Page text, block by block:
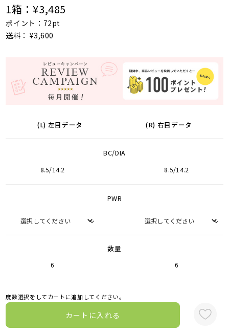
1箱：¥3,485
ポイント：72pt
送料： ¥3,600
(L) 左目データ (R) 右目データ
BC/DIA
8.5/14.2 8.5/14.2
PWR
数量
6 6
度数選択をしてカートに追加してください。
カートに入れる